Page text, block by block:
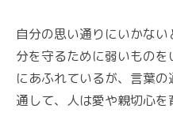
自分の思い通りにいかな
分を守るために弱いもの
にあふれているが、言葉
通して、人は愛や親切心を